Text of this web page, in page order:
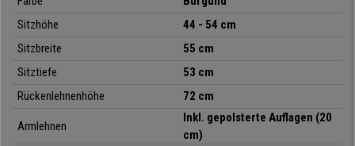
die richtige Position gebracht werden. Jetzt auf buerostuhlpro zu einem
einzigartigen Preis. Nutzen Sie dieses Angebot und vertrauen Sie nur dem
Bürostuhlspezialisten!
• Pflegeleichtes Kunstleder
Hohe und breite Rückenlehne
Sitzhöhe
44 - 54 cm
Sitzbreite
55 cm
Sitztiefe
53 cm
Rückenlehnenhöhe
72 cm
Armlehnen
Inkl. gepolsterte Auflagen (20
cm)